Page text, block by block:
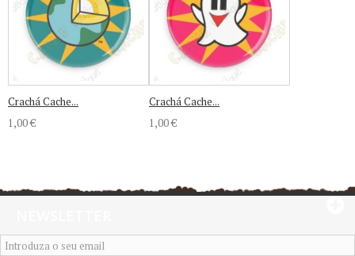
Crachá Cache...
1,00 €
Crachá Cache...
1,00 €